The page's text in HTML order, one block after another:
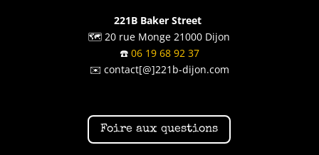
221B Baker Street
🗺️ 20 rue Monge 21000 Dijon
☎️ 06 19 68 92 37
✉️ contact[@]221b-dijon.com
Foire aux questions